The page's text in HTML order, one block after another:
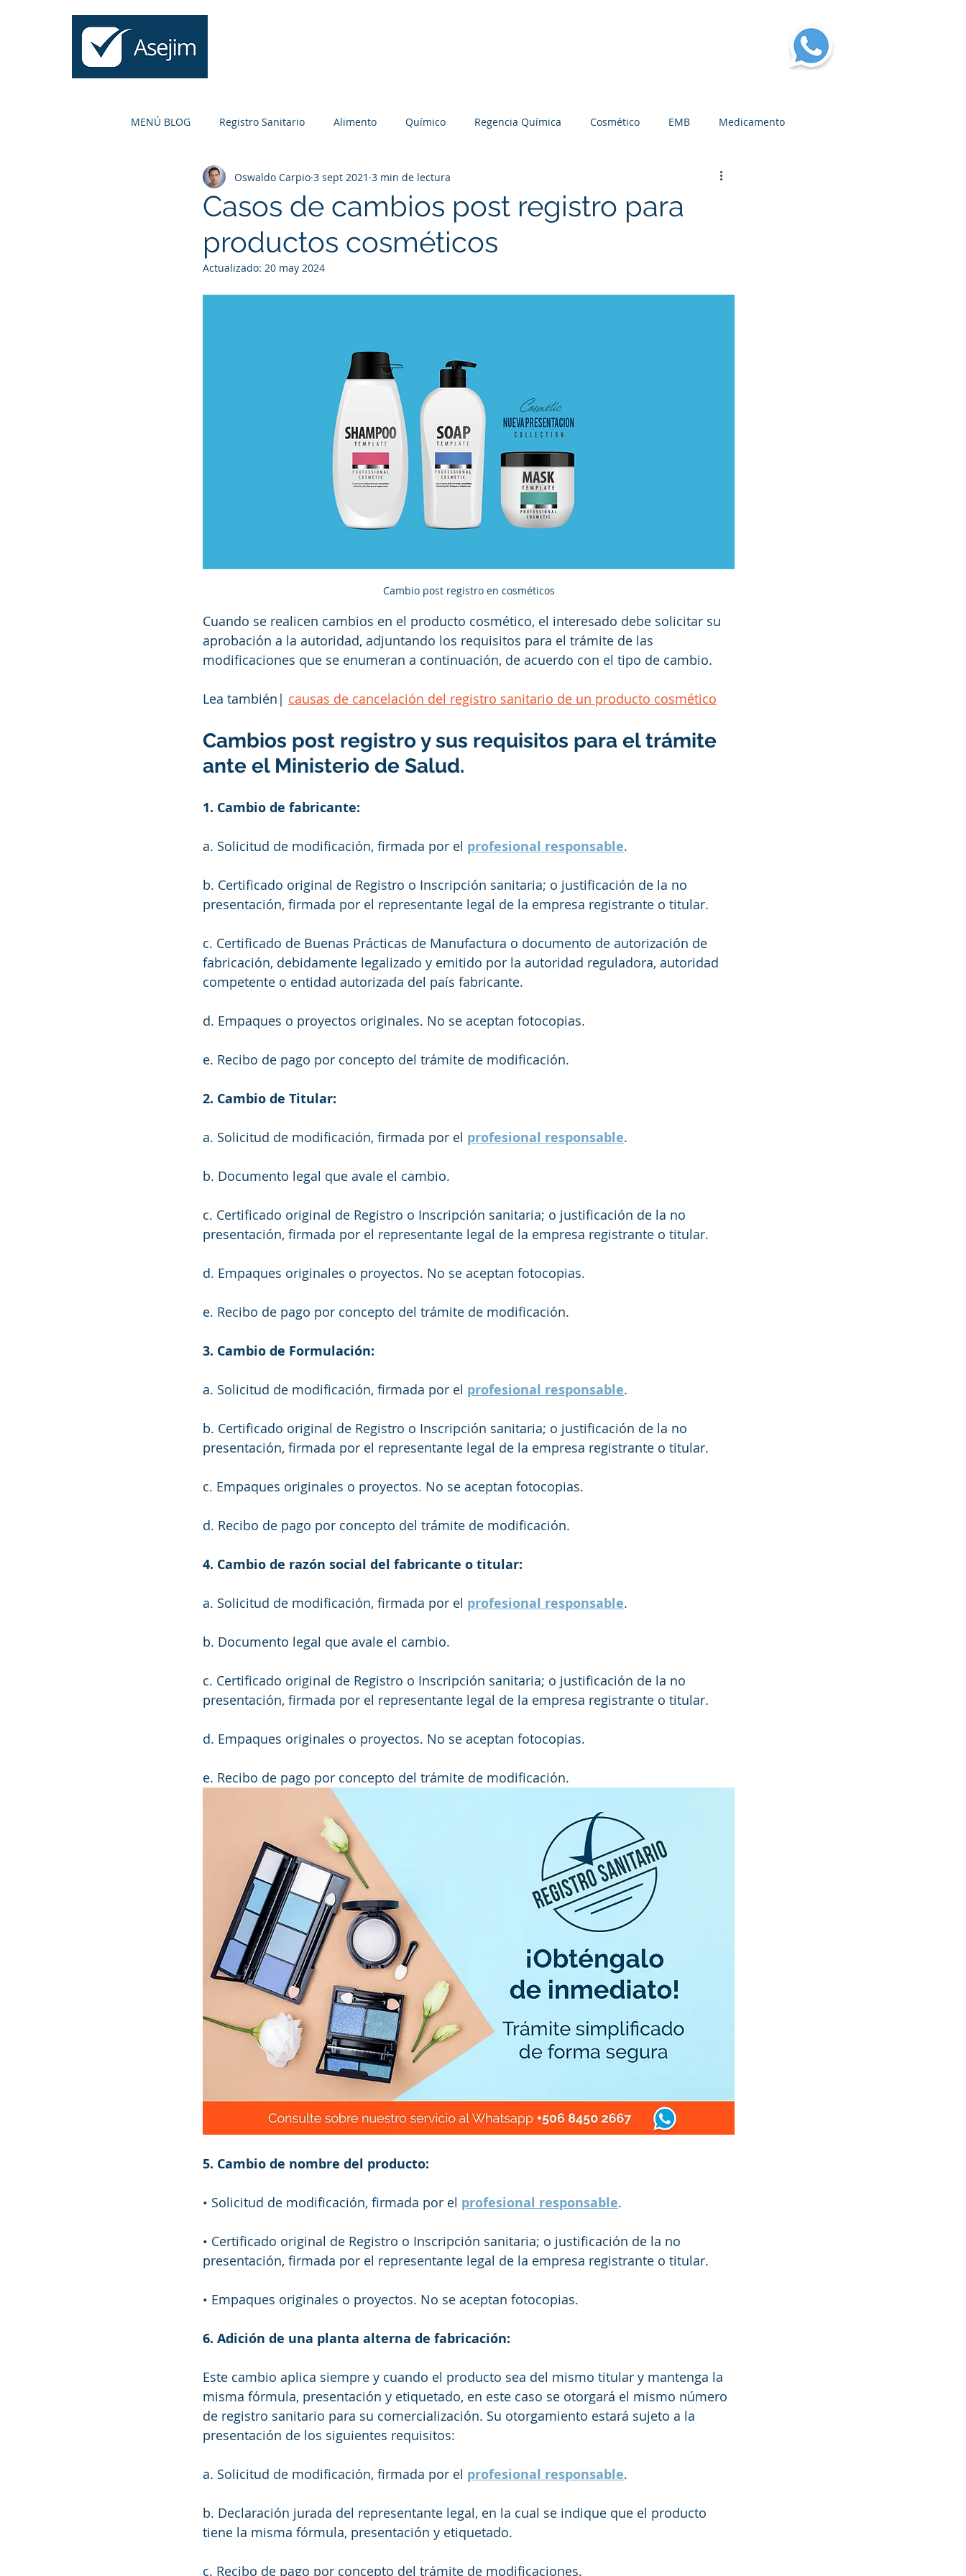
MENÚ BLOG Registro Sanitario Alimento Químico Regencia Química Cosmético EMB Medicamento
Higiénico Naturales CBD Suplementos
Casos de cambios post registro para
productos cosméticos
Oswaldo Carpio 3 sept 2021 3 min de lectura
Actualizado: 20 may 2024
Cambio post registro en cosméticos
Cuando se realicen cambios en el producto cosmético, el interesado debe solicitar su
aprobación a la autoridad, adjuntando los requisitos para el trámite de las
modificaciones que se enumeran a continuación, de acuerdo con el tipo de cambio.
Lea también | causas de cancelación del registro sanitario de un producto cosmético
Cambios post registro y sus requisitos para el trámite
ante el Ministerio de Salud.
1. Cambio de fabricante:
a. Solicitud de modificación, firmada por el profesional responsable.
b. Certificado original de Registro o Inscripción sanitaria; o justificación de la no
presentación, firmada por el representante legal de la empresa registrante o titular.
c. Certificado de Buenas Prácticas de Manufactura o documento de autorización de
fabricación, debidamente legalizado y emitido por la autoridad reguladora, autoridad
competente o entidad autorizada del país fabricante.
d. Empaques o proyectos originales. No se aceptan fotocopias.
e. Recibo de pago por concepto del trámite de modificación.
2. Cambio de Titular:
a. Solicitud de modificación, firmada por el profesional responsable.
b. Documento legal que avale el cambio.
c. Certificado original de Registro o Inscripción sanitaria; o justificación de la no
presentación, firmada por el representante legal de la empresa registrante o titular.
d. Empaques originales o proyectos. No se aceptan fotocopias.
e. Recibo de pago por concepto del trámite de modificación.
3. Cambio de Formulación:
a. Solicitud de modificación, firmada por el profesional responsable.
b. Certificado original de Registro o Inscripción sanitaria; o justificación de la no
presentación, firmada por el representante legal de la empresa registrante o titular.
c. Empaques originales o proyectos. No se aceptan fotocopias.
d. Recibo de pago por concepto del trámite de modificación.
4. Cambio de razón social del fabricante o titular:
a. Solicitud de modificación, firmada por el profesional responsable.
b. Documento legal que avale el cambio.
c. Certificado original de Registro o Inscripción sanitaria; o justificación de la no
presentación, firmada por el representante legal de la empresa registrante o titular.
d. Empaques originales o proyectos. No se aceptan fotocopias.
e. Recibo de pago por concepto del trámite de modificación.
5. Cambio de nombre del producto:
• Solicitud de modificación, firmada por el profesional responsable.
• Certificado original de Registro o Inscripción sanitaria; o justificación de la no
presentación, firmada por el representante legal de la empresa registrante o titular.
• Empaques originales o proyectos. No se aceptan fotocopias.
6. Adición de una planta alterna de fabricación:
Este cambio aplica siempre y cuando el producto sea del mismo titular y mantenga la
misma fórmula, presentación y etiquetado, en este caso se otorgará el mismo número
de registro sanitario para su comercialización. Su otorgamiento estará sujeto a la
presentación de los siguientes requisitos:
a. Solicitud de modificación, firmada por el profesional responsable.
b. Declaración jurada del representante legal, en la cual se indique que el producto
tiene la misma fórmula, presentación y etiquetado.
c. Recibo de pago por concepto del trámite de modificaciones.